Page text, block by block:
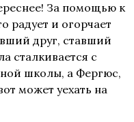
За помощью к
радует и огорчает
друг, ставший
сталкивается с
школы, а Фергюс,
может уехать на